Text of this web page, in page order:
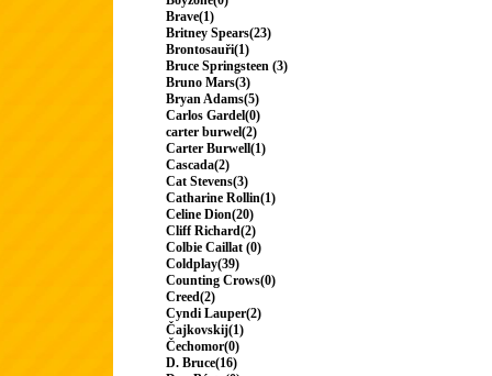
Brave(1)
Britney Spears(23)
Brontosauři(1)
Bruce Springsteen (3)
Bruno Mars(3)
Bryan Adams(5)
Carlos Gardel(0)
carter burwel(2)
Carter Burwell(1)
Cascada(2)
Cat Stevens(3)
Catharine Rollin(1)
Celine Dion(20)
Cliff Richard(2)
Colbie Caillat (0)
Coldplay(39)
Counting Crows(0)
Creed(2)
Cyndi Lauper(2)
Čajkovskij(1)
Čechomor(0)
D. Bruce(16)